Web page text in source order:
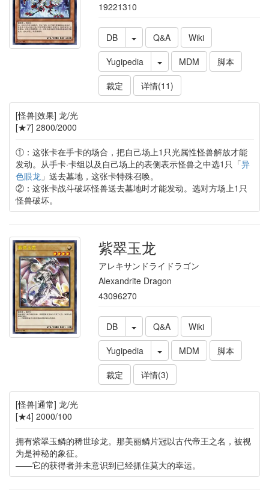
19221310
DB Q&A
Wiki
Yugipedia
MDM
脚本
裁定
详情(11)
[怪兽|效果] 龙/光
[★7] 2800/2000
①：这张卡在手卡的场合，把自己场上1只光属性怪兽解放才能
发动。从手卡·卡组以及自己场上的表侧表示怪兽之中选1只「异
色眼龙 」送去墓地，这张卡特殊召唤。
②：这张卡战斗破坏怪兽送去墓地时才能发动。选对方场上1只
怪兽破坏。
紫翠玉龙
アレキサンドライドラゴン
Alexandrite Dragon
43096270
DB Q&A
Wiki
Yugipedia
MDM
脚本
裁定
详情(3)
[怪兽|通常] 龙/光
[★4] 2000/100
拥有紫翠玉鳞的稀世珍龙。那美丽鳞片冠以古代帝王之名，被视
为是神秘的象征。
——它的获得者并未意识到已经抓住莫大的幸运。